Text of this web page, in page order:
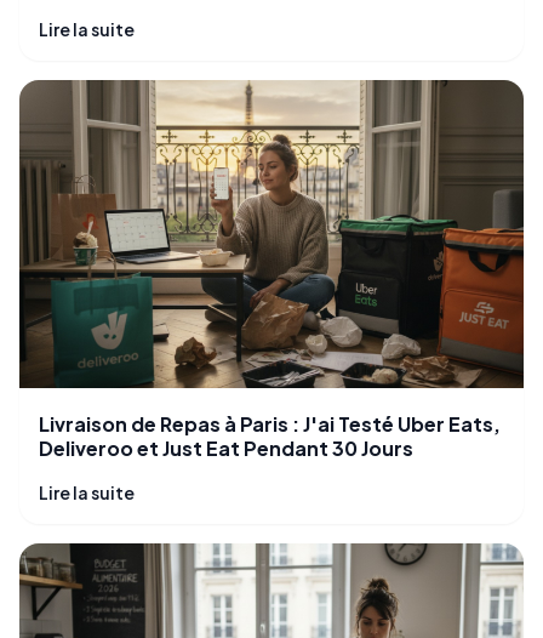
Lire la suite
Livraison de Repas à Paris : J'ai Testé Uber Eats,
Deliveroo et Just Eat Pendant 30 Jours
Lire la suite